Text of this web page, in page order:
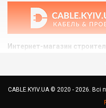
Интернет-магазин
Мы поможем вам
Украина, г.Киев ул.
CABLE.KYIV.UA © 2020 - 2026. Всі